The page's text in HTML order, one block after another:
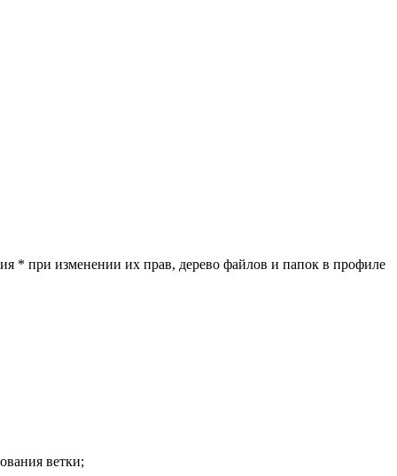
* при изменении их прав, дерево файлов и папок в профиле
ветки;